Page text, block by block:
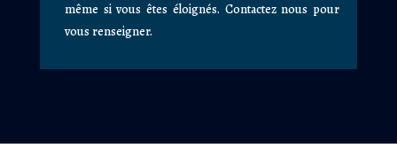
même si vous êtes éloignés. Contactez nous pour
vous renseigner.